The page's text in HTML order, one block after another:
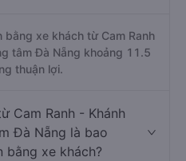
bằng xe khách từ Cam Ranh
tâm Đà Nẵng khoảng 11.5
thuận lợi.
Cam Ranh - Khánh
Đà Nẵng là bao
bằng xe khách?